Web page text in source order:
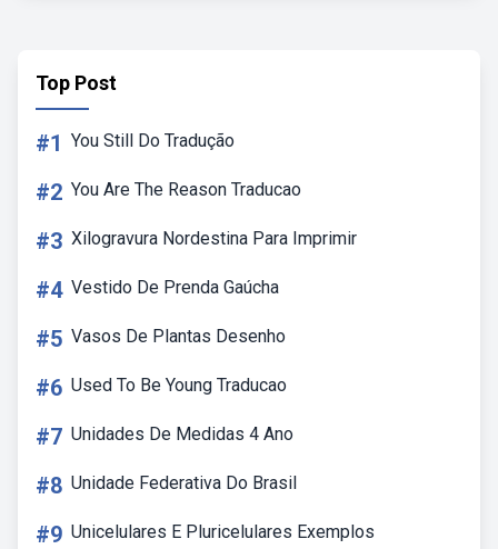
Top Post
#1 You Still Do Tradução
#2 You Are The Reason Traducao
#3 Xilogravura Nordestina Para Imprimir
#4 Vestido De Prenda Gaúcha
#5 Vasos De Plantas Desenho
#6 Used To Be Young Traducao
#7 Unidades De Medidas 4 Ano
#8 Unidade Federativa Do Brasil
#9 Unicelulares E Pluricelulares Exemplos